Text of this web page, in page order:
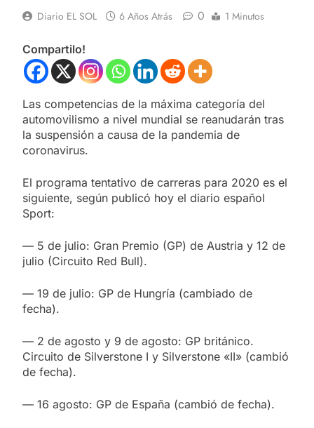
Diario EL SOL 6 Años Atrás 0 1 Minutos
Compartilo!
Las competencias de la máxima categoría del
automovilismo a nivel mundial se reanudarán tras
la suspensión a causa de la pandemia de
coronavirus.
El programa tentativo de carreras para 2020 es el
siguiente, según publicó hoy el diario español
Sport:
— 5 de julio: Gran Premio (GP) de Austria y 12 de
julio (Circuito Red Bull).
— 19 de julio: GP de Hungría (cambiado de
fecha).
— 2 de agosto y 9 de agosto: GP británico.
Circuito de Silverstone I y Silverstone «II» (cambió
de fecha).
— 16 agosto: GP de España (cambió de fecha).